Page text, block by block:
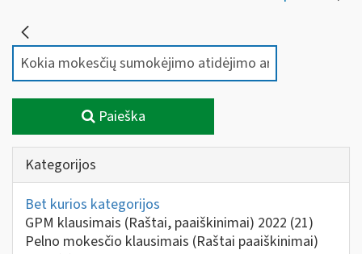
Paieška
Kategorijos
Bet kurios kategorijos
GPM klausimais (Raštai, paaiškinimai) 2022 (21)
Pelno mokesčio klausimais (Raštai paaiškinimai)